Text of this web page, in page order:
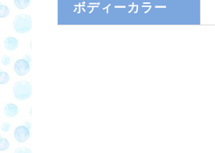
ボディーカラー